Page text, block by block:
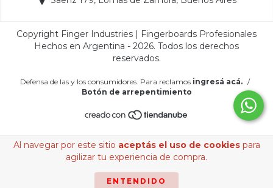
Al navegar por este sitio aceptás el uso de cookiespara
agilizar tu experiencia de compra.
ENTENDIDO
Copyright Finger Industries | Fingerboards Profesionales
Hechos en Argentina - 2026. Todos los derechos
reservados.
Defensa de las y los consumidores. Para reclamos ingresá acá. /
Botón de arrepentimiento